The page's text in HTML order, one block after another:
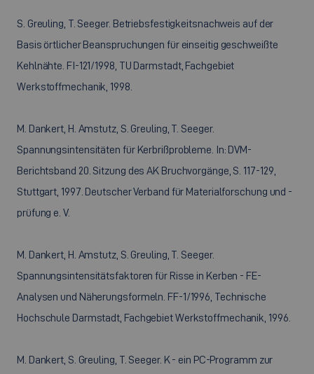
S. Greuling, T. Seeger. Betriebsfestigkeitsnachweis auf der
Basis örtlicher Beanspruchungen für einseitig geschweißte
Kehlnähte. FI-121/1998, TU Darmstadt, Fachgebiet
Werkstoffmechanik, 1998.
M. Dankert, H. Amstutz, S. Greuling, T. Seeger.
Spannungsintensitäten für Kerbrißprobleme. In: DVM-
Berichtsband 20. Sitzung des AK Bruchvorgänge, S. 117-129,
Stuttgart, 1997. Deutscher Verband für Materialforschung und -
prüfung e. V.
M. Dankert, H. Amstutz, S. Greuling, T. Seeger.
Spannungsintensitätsfaktoren für Risse in Kerben - FE-
Analysen und Näherungsformeln. FF-1/1996, Technische
Hochschule Darmstadt, Fachgebiet Werkstoffmechanik, 1996.
M. Dankert, S. Greuling, T. Seeger. K - ein PC-Programm zur